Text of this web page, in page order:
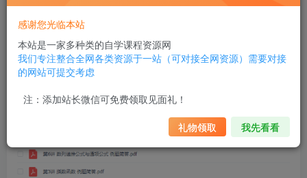
感谢您光临本站
本站是一家多种类的自学课程资源网
我们专注整合全网各类资源于一站（可对接全网资源）需要对接
的网站可提交考虑
注：添加站长微信可免费领取见面礼！
礼物领取 我先看看